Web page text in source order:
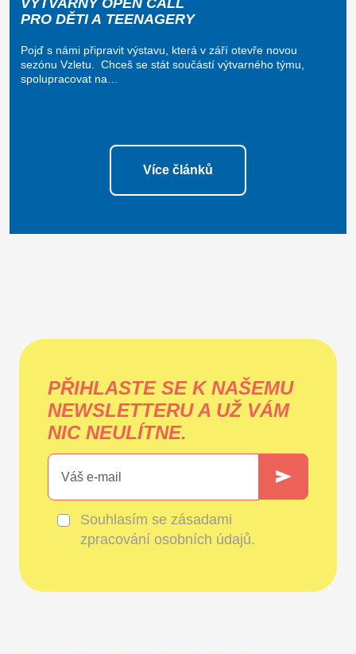
PRO DĚTI A TEENAGERY
Pojď s námi připravit výstavu, která v září otevře novou
sezónu Vzletu. Chceš se stát součástí výtvarného týmu,
spolupracovat na…
Více článků
PŘIHLASTE SE K NAŠEMU
NEWSLETTERU A UŽ VÁM
NIC NEULÍTNE.
Souhlasím se zásadami
zpracování osobních údajů.